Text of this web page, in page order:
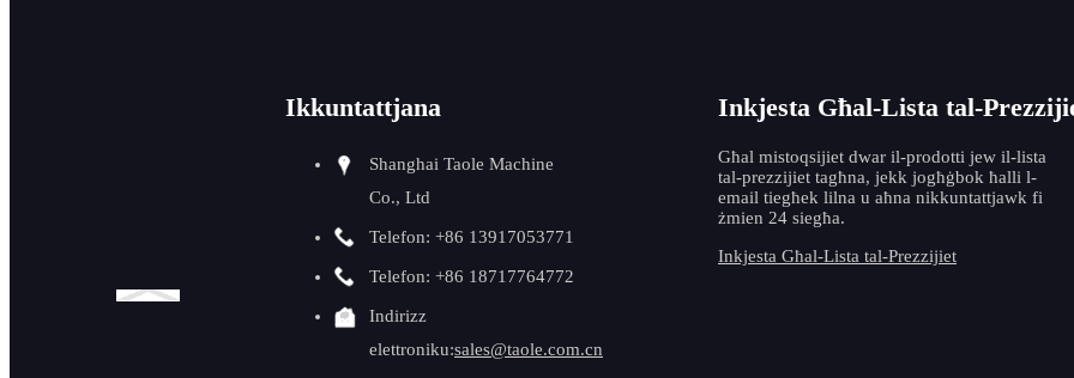
Ikkuntattjana
Shanghai Taole Machine
Co., Ltd
Telefon: +86 13917053771
Telefon: +86 18717764772
Indirizz
elettroniku:sales@taole.com.cn
Inkjesta Għal-Lista tal-
Għal mistoqsijiet dwar il-prodotti jew il-lista
tal-prezzijiet tagħna, jekk jogħġbok ħalli l-
email tiegħek lilna u aħna nikkuntattjawk fi
żmien 24 siegħa.
Inkjesta Għal-Lista tal-Prezzijiet